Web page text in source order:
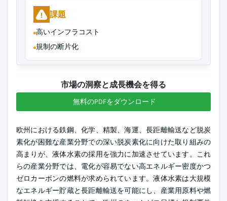
課題
高いインフラコスト
規制の断片化
市場の洞察と成長機会を得る
無料のPDFをダウンロード
欧州における鉄鋼、化学、精製、海運、長距離輸送など脱炭
素化が困難な産業分野での深い脱炭素化に向けた取り組みの
高まりが、液体水素の採用を強力に加速させています。これ
らの産業分野では、電化が容易でない高エネルギー密度かつ
ゼロカーボンの燃料が求められています。液体水素は大規模
なエネルギー貯蔵と長距離輸送を可能にし、産業用原料や燃